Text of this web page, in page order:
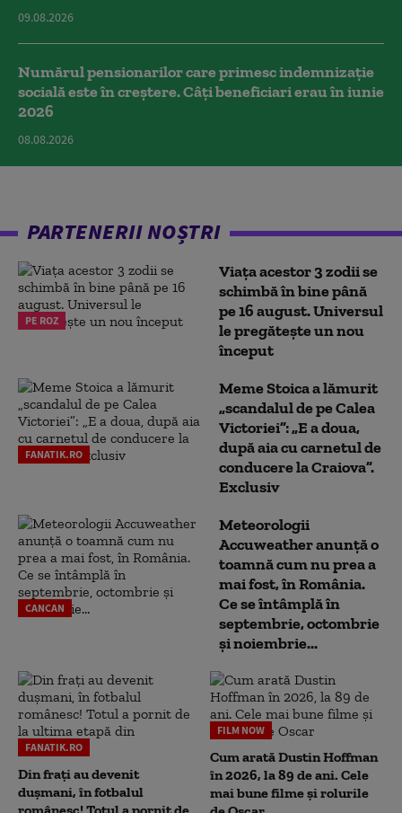
09.08.2026
Numărul pensionarilor care primesc indemnizaţie
socială este în creștere. Câți beneficiari erau în iunie
2026
08.08.2026
PARTENERII NOȘTRI
PE ROZ
Viața acestor 3 zodii se
schimbă în bine până
pe 16 august. Universul
le pregătește un nou
început
FANATIK.RO
Meme Stoica a lămurit
„scandalul de pe Calea
Victoriei”: „E a doua,
după aia cu carnetul de
conducere la Craiova”.
Exclusiv
CANCAN
Meteorologii
Accuweather anunță o
toamnă cum nu prea a
mai fost, în România.
Ce se întâmplă în
septembrie, octombrie
și noiembrie...
FANATIK.RO
Din frați au devenit
dușmani, în fotbalul
românesc! Totul a pornit de
FILM NOW
Cum arată Dustin Hoffman
în 2026, la 89 de ani. Cele
mai bune filme și rolurile